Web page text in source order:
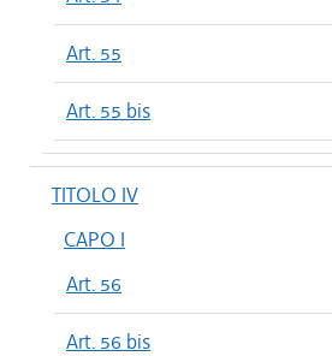
Art. 55
Art. 55 bis
TITOLO IV
CAPO I
Art. 56
Art. 56 bis